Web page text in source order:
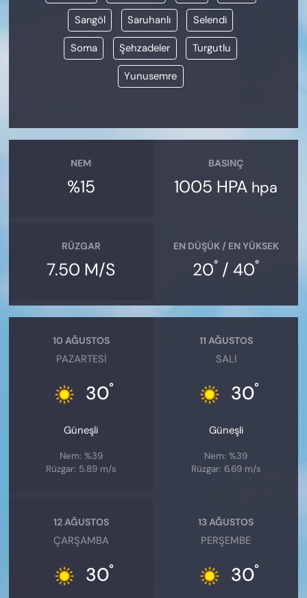
Sarıgöl Saruhanlı Selendi
Soma Şehzadeler Turgutlu
Yunusemre
NEM
%15
BASINÇ
1005 HPA hpa
RÜZGAR
7.50 M/S
EN DÜŞÜK / EN YÜKSEK
20° / 40°
10 AĞUSTOS
PAZARTESI
30°
Güneşli
Nem: %39
Rüzgar: 5.89 m/s
11 AĞUSTOS
SALI
30°
Güneşli
Nem: %39
Rüzgar: 6.69 m/s
12 AĞUSTOS
ÇARŞAMBA
30°
13 AĞUSTOS
PERŞEMBE
30°